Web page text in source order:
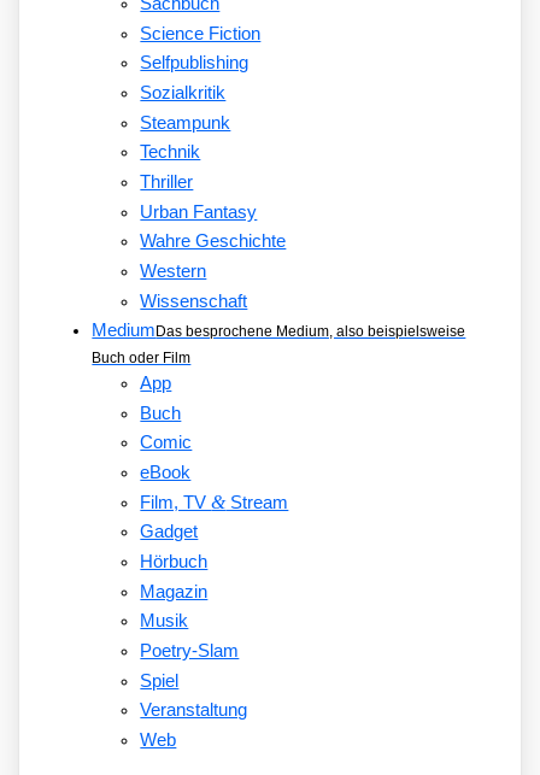
Science Fiction
Selfpublishing
Sozialkritik
Steampunk
Technik
Thriller
Urban Fantasy
Wahre Geschichte
Western
Wissenschaft
Medium Das besprochene Medium, also beispielsweise
Buch oder Film
App
Buch
Comic
eBook
Film, TV&Stream
Gadget
Hörbuch
Magazin
Musik
Poetry-Slam
Spiel
Veranstaltung
Web